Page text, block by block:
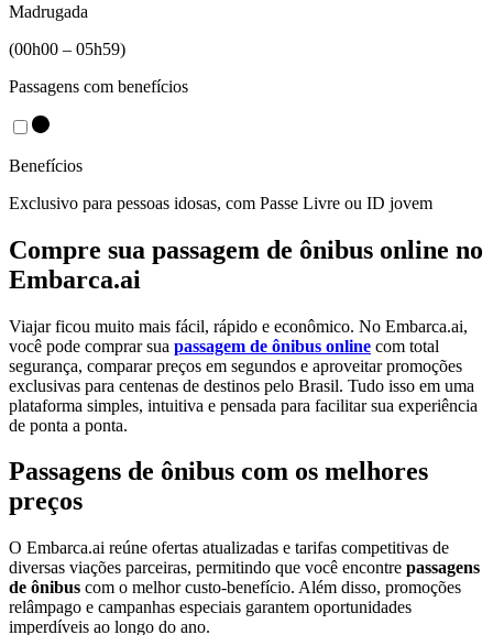
Madrugada
(00h00 – 05h59)
Passagens com benefícios
Benefícios
Exclusivo para pessoas idosas, com Passe Livre ou ID jovem
Compre sua passagem de ônibus online no
Embarca.ai
Viajar ficou muito mais fácil, rápido e econômico. No Embarca.ai,
você pode comprar sua passagem de ônibus online com total
segurança, comparar preços em segundos e aproveitar promoções
exclusivas para centenas de destinos pelo Brasil. Tudo isso em uma
plataforma simples, intuitiva e pensada para facilitar sua experiência
de ponta a ponta.
Passagens de ônibus com os melhores
preços
O Embarca.ai reúne ofertas atualizadas e tarifas competitivas de
diversas viações parceiras, permitindo que você encontre passagens
de ônibus com o melhor custo-benefício. Além disso, promoções
relâmpago e campanhas especiais garantem oportunidades
imperdíveis ao longo do ano.